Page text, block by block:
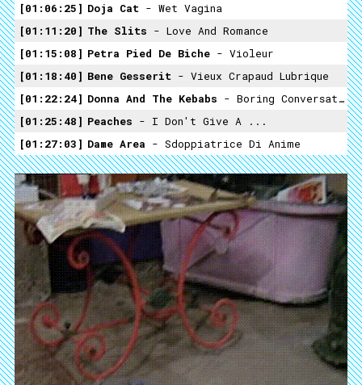
01:06:25
Doja Cat - Wet Vagina
01:11:20
The Slits - Love And Romance
01:15:08
Petra Pied De Biche - Violeur
01:18:40
Bene Gesserit - Vieux Crapaud Lubrique
01:22:24
Donna And The Kebabs - Boring Conversations
01:25:48
Peaches - I Don't Give A ...
01:27:03
Dame Area - Sdoppiatrice Di Anime